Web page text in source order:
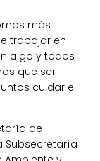
más
trabajar en
algo y todos
que ser
cuidar el
de
Subsecretaría